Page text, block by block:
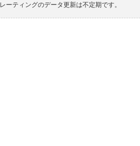
レーティングのデータ更新は不定期です。